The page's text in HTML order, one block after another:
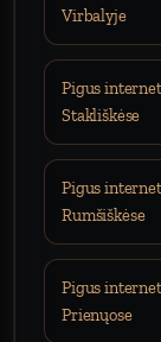
Virbalyje
Pigus
Stakliškėse
Pigus
Rumšiškėse
Pigus
Prienųose